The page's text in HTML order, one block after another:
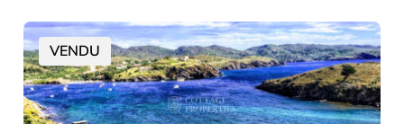
VENDU